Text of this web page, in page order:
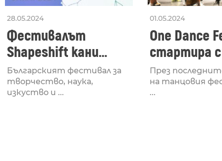
28.05.2024
Фестивалът
Shapeshift кани
Fabrizio Mammarella
за откриването си
Българският фестивал за
творчество, наука,
изкуство и ...
01.05.2024
One Dance
стартира
Lucid,
рейв
През
на танцовия
...